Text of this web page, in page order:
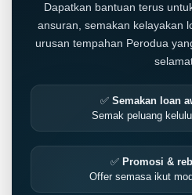
Dapatkan bantuan terus
ansuran, semakan kelayakan
urusan tempahan Perodua
✅ Semakan loan
Semak peluang
✅ Promosi &
Offer semasa ikut